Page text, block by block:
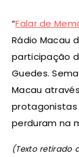
“Falar de
Rádio Macau
participação
Guedes.
Macau
protagonistas
perduram na
(Texto retirado